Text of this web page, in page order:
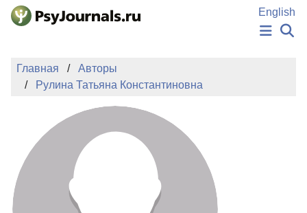
Перейти к основному содержанию
English
ИЗДАНИЯ
ПОДАТЬ РУКОПИСЬ
БАЗА ЗНАНИЙ
КЛЮЧЕВЫЕ СЛОВА
Регистрация
Главная
Авторы
Рулина Татьяна Константиновна